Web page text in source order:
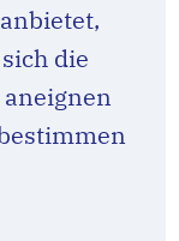
die